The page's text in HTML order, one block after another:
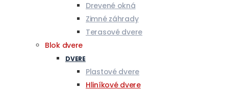
Drevené okná
Zimné záhrady
Terasové dvere
Blok dvere
DVERE
Plastové dvere
Hliníkové dvere